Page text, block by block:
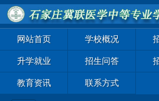
网站首页 学校概况
升学就业 招生问答
教育资讯 联系方式